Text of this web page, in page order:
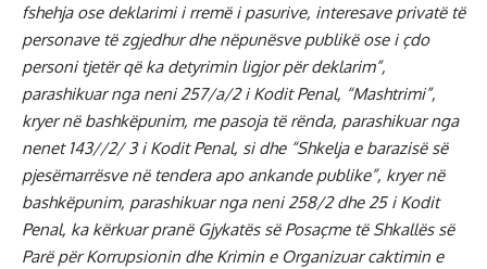
fshehja ose deklarimi i rremë i pasurive, interesave privatë të
personave të zgjedhur dhe nëpunësve publikë ose i çdo
personi tjetër që ka detyrimin ligjor për deklarim”,
parashikuar nga neni 257/a/2 i Kodit Penal, “Mashtrimi”,
kryer në bashkëpunim, me pasoja të rënda, parashikuar nga
nenet 143//2/ 3 i Kodit Penal, si dhe “Shkelja e barazisë së
pjesëmarrësve në tendera apo ankande publike”, kryer në
bashkëpunim, parashikuar nga neni 258/2 dhe 25 i Kodit
Penal, ka kërkuar pranë Gjykatës së Posaçme të Shkallës së
Parë për Korrupsionin dhe Krimin e Organizuar caktimin e